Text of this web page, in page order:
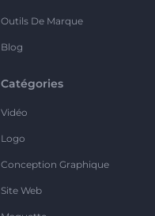
Outils De Marque
Blog
Catégories
Vidéo
Logo
Conception Graphique
Site Web